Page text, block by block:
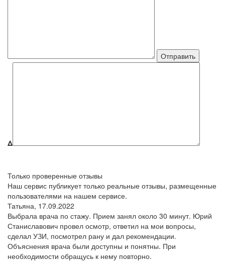
Δ
Только проверенные отзывы
Наш сервис публикует только реальные отзывы, размещенные
пользователями на нашем сервисе.
Татьяна, 17.09.2022
Выбрала врача по стажу. Прием занял около 30 минут. Юрий
Станиславович провел осмотр, ответил на мои вопросы,
сделал УЗИ, посмотрел рану и дал рекомендации.
Объяснения врача были доступны и понятны. При
необходимости обращусь к нему повторно.